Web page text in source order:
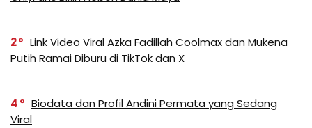
2
Link Video Viral Azka Fadillah Coolmax dan Mukena
Putih Ramai Diburu di TikTok dan X
4
Biodata dan Profil Andini Permata yang Sedang
Viral